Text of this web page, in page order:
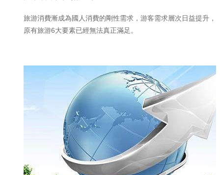
旅游消費漸成為國人消費的剛性需求，游客需求層次日益提升，
原有旅游6大要素已經無法真正滿足。